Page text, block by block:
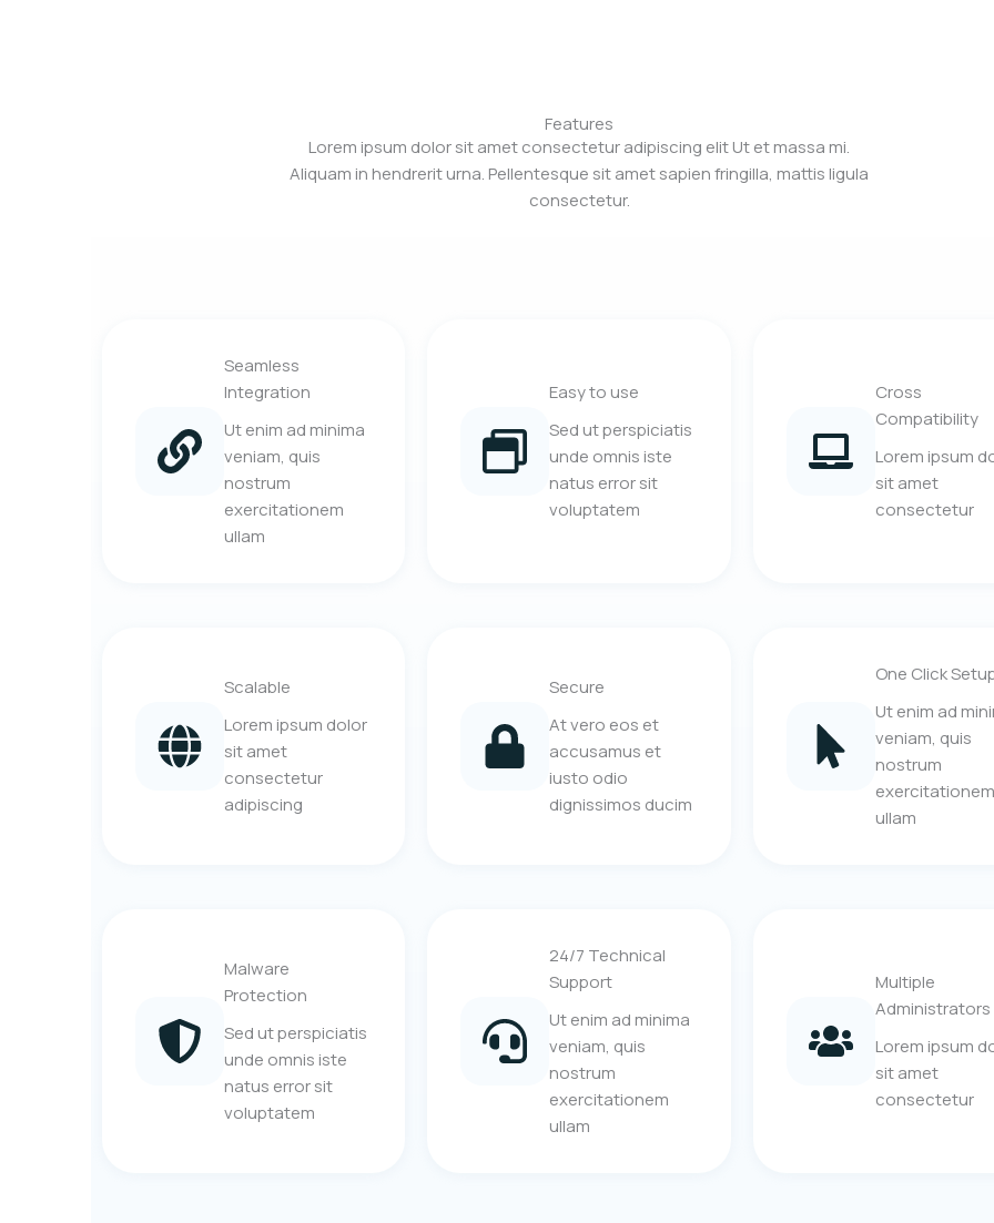
Features
Lorem ipsum dolor sit amet consectetur adipiscing elit Ut et massa mi.
Aliquam in hendrerit urna. Pellentesque sit amet sapien fringilla, mattis ligula
consectetur.
Seamless
Integration
Ut enim ad minima
veniam, quis
nostrum
exercitationem
ullam
Easy to use
Sed ut perspiciatis
unde omnis iste
natus error sit
voluptatem
Cross
Compatibility
Lorem ipsum
sit amet
consectetur
Scalable
Lorem ipsum dolor
sit amet
consectetur
adipiscing
Secure
At vero eos et
accusamus et
iusto odio
dignissimos ducim
One Click
Ut enim ad
veniam, quis
nostrum
exercitationem
ullam
Malware
Protection
Sed ut perspiciatis
unde omnis iste
natus error sit
voluptatem
24/7 Technical
Support
Ut enim ad minima
veniam, quis
nostrum
exercitationem
ullam
Multiple
Administrators
Lorem ipsum
sit amet
consectetur